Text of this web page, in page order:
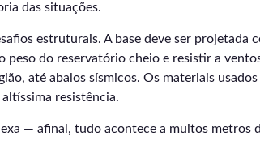
das situações.
estruturais. A base deve ser projetada
peso do reservatório cheio e resistir a
até abalos sísmicos. Os materiais
resistência.
— afinal, tudo acontece a muitos metros